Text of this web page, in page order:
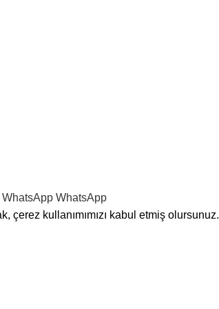
WhatsApp WhatsApp
kullanımımızı kabul etmiş olursunuz.